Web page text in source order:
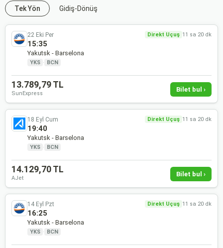
Tek Yön Gidiş-Dönüş
22 Eki Per Direkt Uçuş 11 sa 20 dk
15:35
Yakutsk - Barselona
YKS · BCN
13.789,79 TL
SunExpress
Bilet bul ›
18 Eyl Cum Direkt Uçuş 11 sa 20 dk
19:40
Yakutsk - Barselona
YKS · BCN
14.129,70 TL
AJet
Bilet bul ›
14 Eyl Pzt Direkt Uçuş 11 sa 20 dk
16:25
Yakutsk - Barselona
YKS · BCN